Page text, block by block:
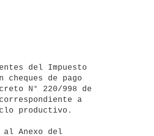
de pago
N° 220/998 de
a
productivo.